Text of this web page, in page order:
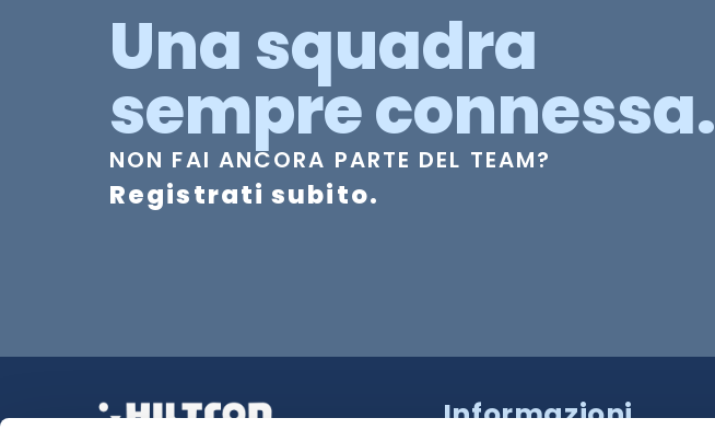
Una squadra
sempre connessa.
NON FAI ANCORA PARTE DEL TEAM?
Registrati subito.
Informazioni